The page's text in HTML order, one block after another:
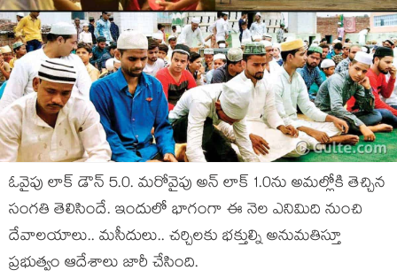
ఓవైపు లాక్ డౌన్ 5.0. మరోవైపు అన్ లాక్ 1.0ను అమల్లోకి తెచ్చిన
సంగతి తెలిసిందే. ఇందులో భాగంగా ఈ నెల ఎనిమిది నుంచి
దేవాలయాలు.. మసీదులు.. చర్చిలకు భక్తుల్ని అనుమతిస్తూ
ప్రభుత్వం ఆదేశాలు జారీ చేసింది.